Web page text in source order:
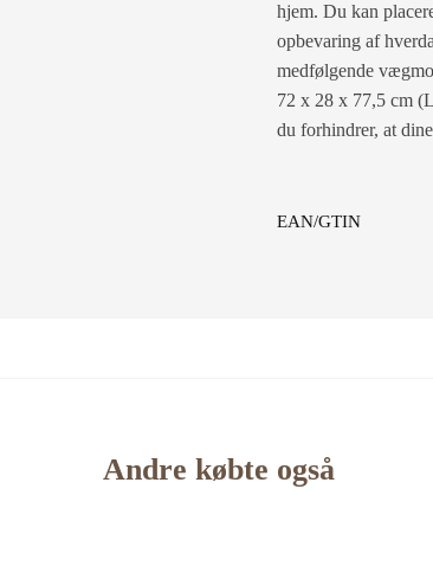
hjem. Du kan
opbevaring af
medfølgende
72 x 28 x 77,5 cm
du forhindrer, at
EAN/GTIN
Andre købte også